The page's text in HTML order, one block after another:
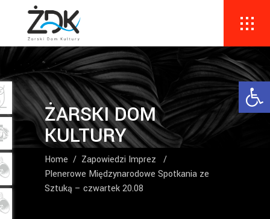
ŻARSKI DOM
KULTURY
Home / Zapowiedzi Imprez
/
Plenerowe Międzynarodowe Spotkania ze
Sztuką – czwartek 20.08